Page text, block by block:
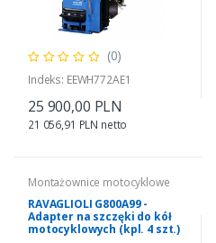
(0)
Indeks: EEWH772AE1
25 900,00 PLN
21 056,91 PLN netto
Montażownice motocyklowe
RAVAGLIOLI G800A99 -
Adapter na szczęki do kół
motocyklowych (kpl. 4 szt.)